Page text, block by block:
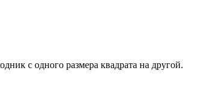
с одного размера квадрата на другой.